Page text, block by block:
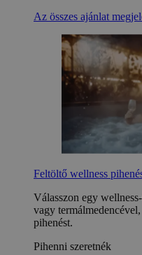
Az összes ajánlat
Feltöltő wellness
Válasszon egy
vagy
pihenést.
Pihenni szeretnék